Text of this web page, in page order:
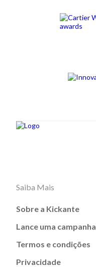
Saiba Mais
Sobre a Kickante
Lance uma campanha
Termos e condições
Privacidade